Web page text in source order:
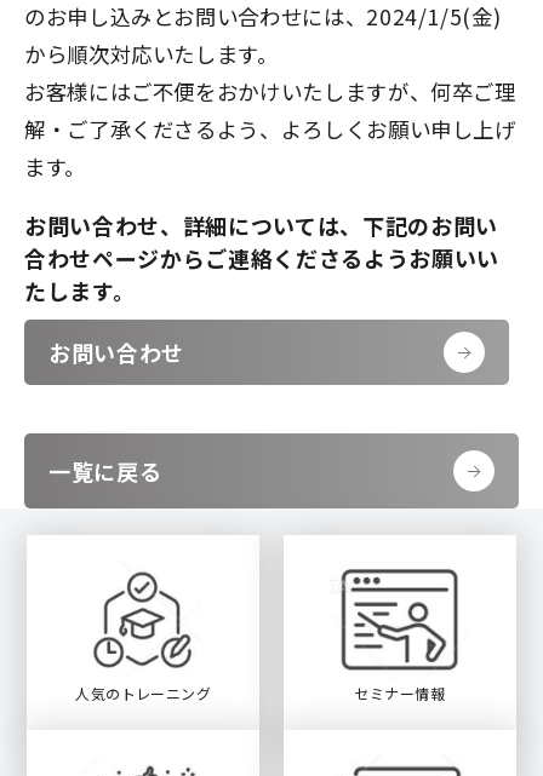
のお申し込みとお問い合わせには、2024/1/5(金)
から順次対応いたします。
お客様にはご不便をおかけいたしますが、何卒ご理
解・ご了承くださるよう、よろしくお願い申し上げ
ます。
お問い合わせ、詳細については、下記のお問い
合わせページからご連絡くださるようお願いい
たします。
お問い合わせ
一覧に戻る
人気のトレーニング セミナー情報